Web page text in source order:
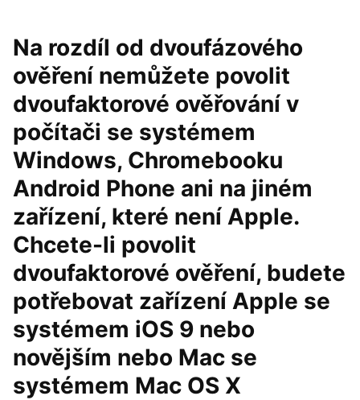
Na rozdíl od dvoufázového
ověření nemůžete povolit
dvoufaktorové ověřování v
počítači se systémem
Windows, Chromebooku
Android Phone ani na jiném
zařízení, které není Apple.
Chcete-li povolit
dvoufaktorové ověření, budete
potřebovat zařízení Apple se
systémem iOS 9 nebo
novějším nebo Mac se
systémem Mac OS X